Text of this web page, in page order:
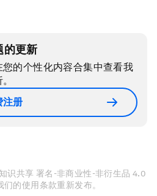
的更新
的个性化内容合集中查看我
注册
识共享 署名-非商业性-非衍生品 4.0
的使用条款重新发布。